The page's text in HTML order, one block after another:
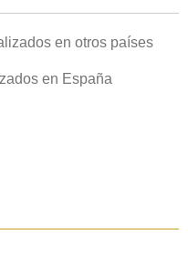
en otros países
en España